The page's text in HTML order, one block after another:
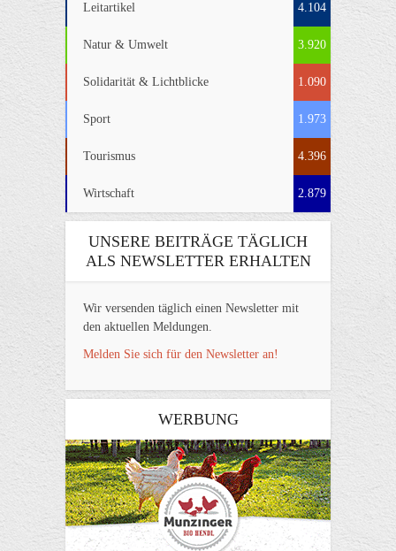
Leitartikel 4.104
Natur & Umwelt 3.920
Solidarität & Lichtblicke 1.090
Sport 1.973
Tourismus 4.396
Wirtschaft 2.879
UNSERE BEITRÄGE TÄGLICH
ALS NEWSLETTER ERHALTEN
Wir versenden täglich einen Newsletter mit
den aktuellen Meldungen.
Melden Sie sich für den Newsletter an!
WERBUNG